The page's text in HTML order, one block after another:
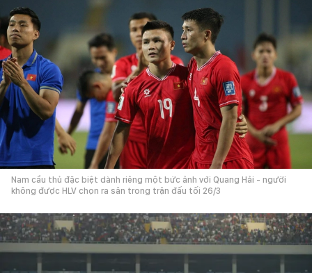
Nam cầu thủ đặc biệt dành riêng một bức ảnh với Quang Hải - người
không được HLV chọn ra sân trong trận đấu tối 26/3